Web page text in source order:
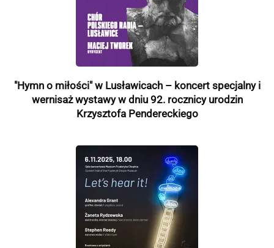
"Hymn o miłości" w Lusławicach – koncert specjalny i
wernisaż wystawy w dniu 92. rocznicy urodzin
Krzysztofa Pendereckiego